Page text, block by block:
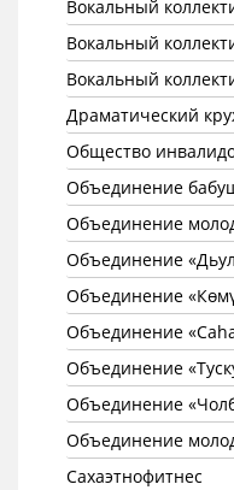
Вокальный
Вокальный
Вокальный
Драматический
Общество
Объединение
Объединение
Объединение
Объединение
Объединение
Объединение
Объединение
Объединение
Сахаэтнофитнес